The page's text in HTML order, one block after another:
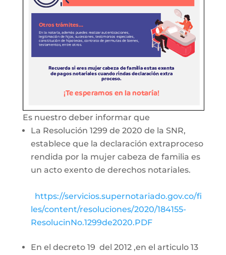
Es nuestro deber informar que
La Resolución 1299 de 2020 de la SNR,
establece que la declaración extraproceso
rendida por la mujer cabeza de familia es
un acto exento de derechos notariales.
https://servicios.supernotariado.gov.co/fi
les/content/resoluciones/2020/184155-
ResolucinNo.1299de2020.PDF
En el decreto 19 del 2012 ,en el articulo 13